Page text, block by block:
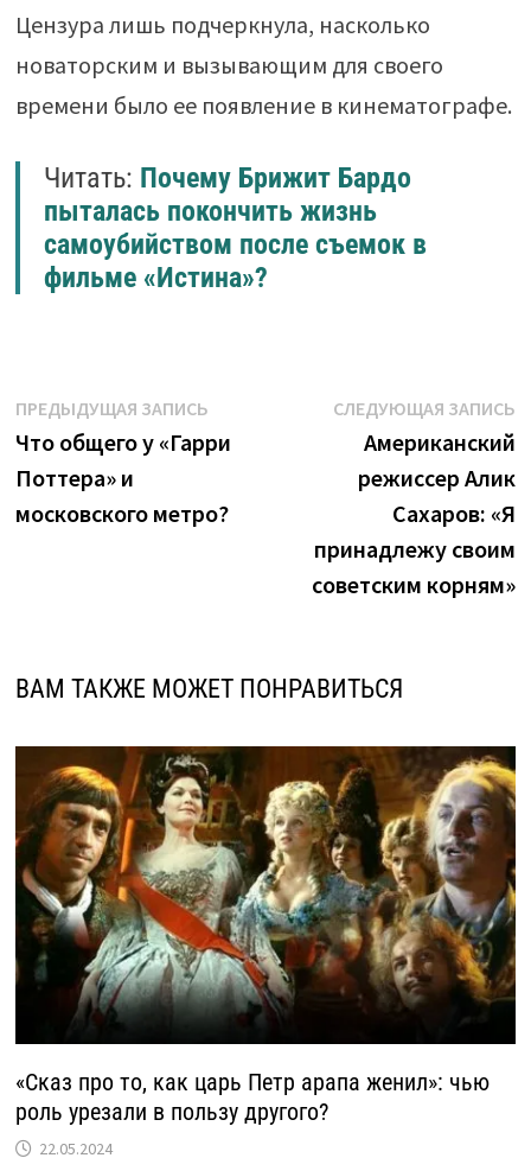
Цензура лишь подчеркнула, насколько
новаторским и вызывающим для своего
времени было ее появление в кинематографе.
Читать: Почему Брижит Бардо
пыталась покончить жизнь
самоубийством после съемок в
фильме «Истина»?
Навигация
по
записям
ПРЕДЫДУЩАЯ ЗАПИСЬПредыдущая
запись:
Что общего у «Гарри
Поттера» и
московского метро?
СЛЕДУЮЩАЯ ЗАПИСЬ
Американский
режиссер Алик
Сахаров: «Я
принадлежу своим
советским корням»
ВАМ ТАКЖЕ МОЖЕТ ПОНРАВИТЬСЯ
«Сказ про то, как царь Петр арапа женил»: чью
роль урезали в пользу другого?
22.05.2024